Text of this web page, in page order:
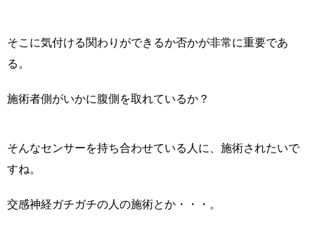
そこに気付ける関わりができるか否かが非常に重要であ
る。
施術者側がいかに腹側を取れているか？
そんなセンサーを持ち合わせている人に、施術されたいで
すね。
交感神経ガチガチの人の施術とか・・・。